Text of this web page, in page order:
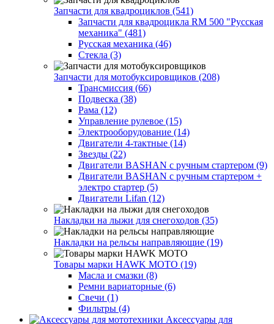
Запчасти для квадроциклов (541)
Запчасти для квадроцикла RM 500 "Русская
механика" (481)
Русская механика (46)
Стекла (3)
Запчасти для мотобуксировщиков (208)
Трансмиссия (66)
Подвеска (38)
Рама (12)
Управление рулевое (15)
Электрооборудование (14)
Двигатели 4-тактные (14)
Звезды (22)
Двигатели BASHAN с ручным стартером (9)
Двигатели BASHAN с ручным стартером +
электро стартер (5)
Двигатели Lifan (12)
Накладки на лыжи для снегоходов (35)
Накладки на рельсы направляющие (19)
Товары марки HAWK MOTO (19)
Масла и смазки (8)
Ремни вариаторные (6)
Свечи (1)
Фильтры (4)
Аксессуары для